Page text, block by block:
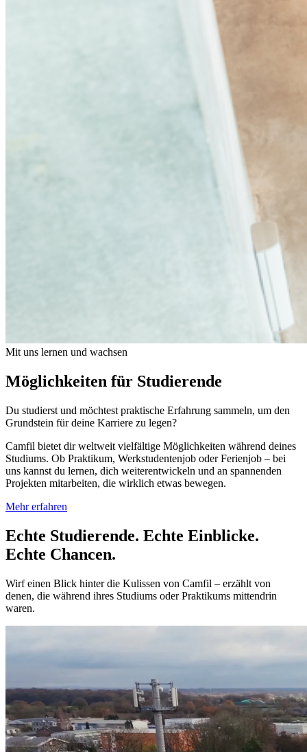
Mit uns lernen und wachsen
Möglichkeiten für Studierende
Du studierst und möchtest praktische Erfahrung sammeln, um den
Grundstein für deine Karriere zu legen?
Camfil bietet dir weltweit vielfältige Möglichkeiten während deines
Studiums. Ob Praktikum, Werkstudentenjob oder Ferienjob – bei
uns kannst du lernen, dich weiterentwickeln und an spannenden
Projekten mitarbeiten, die wirklich etwas bewegen.
Mehr erfahren
Echte Studierende. Echte Einblicke.
Echte Chancen.
Wirf einen Blick hinter die Kulissen von Camfil – erzählt von
denen, die während ihres Studiums oder Praktikums mittendrin
waren.